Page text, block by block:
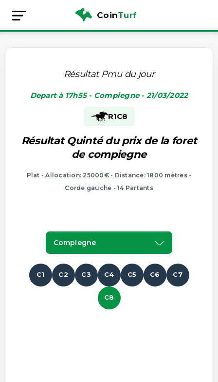
CoinTurf
Résultat Pmu du jour
Depart à 17h55 - Compiegne - 21/03/2022
R1C8
Résultat Quinté du prix de la foret
de compiegne
Plat - Allocation: 25000€ - Distance: 1800 mètres -
Corde gauche - 14 Partants
Compiegne
C1 C2 C3 C4 C5 C6 C7
C8